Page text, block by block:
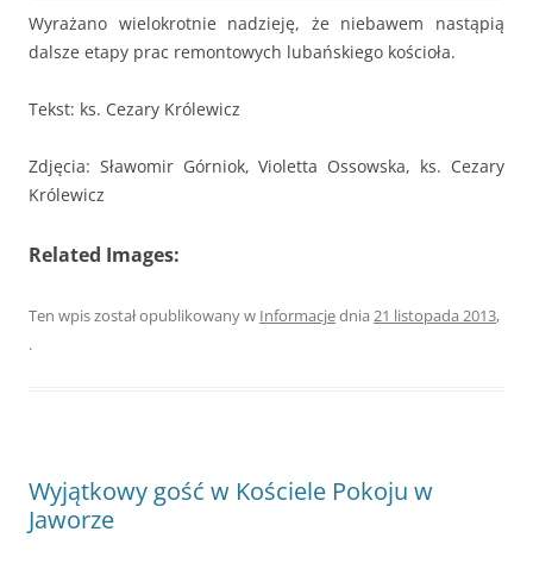
Wyrażano wielokrotnie nadzieję, że niebawem nastąpią
dalsze etapy prac remontowych lubańskiego kościoła.
Tekst: ks. Cezary Królewicz
Zdjęcia: Sławomir Górniok, Violetta Ossowska, ks. Cezary
Królewicz
Related Images:
Ten wpis został opublikowany w Informacjednia 21 listopada 2013,
.
Wyjątkowy gość w Kościele Pokoju w
Jaworze